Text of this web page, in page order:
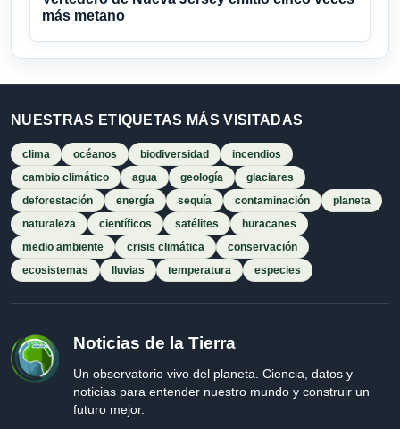
más metano
NUESTRAS ETIQUETAS MÁS VISITADAS
clima océanos biodiversidad
incendios
cambio climático
agua geología
glaciares
deforestación
energía sequía contaminación
planeta
naturaleza
científicos satélites
huracanes
medio ambiente
crisis climática
conservación
ecosistemas
lluvias temperatura especies
Noticias de la Tierra
Un observatorio vivo del planeta. Ciencia, datos y
noticias para entender nuestro mundo y construir un
futuro mejor.